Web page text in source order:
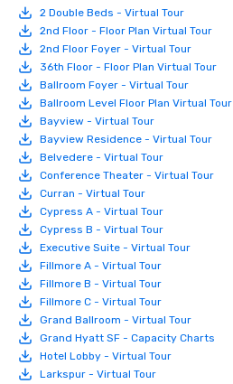
2 Double Beds - Virtual Tour
2nd Floor - Floor Plan Virtual Tour
2nd Floor Foyer - Virtual Tour
36th Floor - Floor Plan Virtual Tour
Ballroom Foyer - Virtual Tour
Ballroom Level Floor Plan Virtual Tour
Bayview - Virtual Tour
Bayview Residence - Virtual Tour
Belvedere - Virtual Tour
Conference Theater - Virtual Tour
Curran - Virtual Tour
Cypress A - Virtual Tour
Cypress B - Virtual Tour
Executive Suite - Virtual Tour
Fillmore A - Virtual Tour
Fillmore B - Virtual Tour
Fillmore C - Virtual Tour
Grand Ballroom - Virtual Tour
Grand Hyatt SF - Capacity Charts
Hotel Lobby - Virtual Tour
Larkspur - Virtual Tour